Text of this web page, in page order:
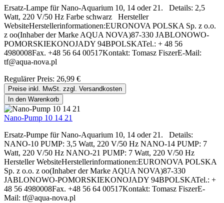
Ersatz-Lampe für Nano-Aquarium 10, 14 oder 21. Details: 2,5
Watt, 220 V/50 Hz Farbe schwarz Hersteller
WebsiteHerstellerinformationen:EURONOVA POLSKA Sp. z o.o.
z oo(Inhaber der Marke AQUA NOVA)87-330 JABLONOWO-
POMORSKIEKONOJADY 94BPOLSKATel.: + 48 56
4980008Fax. +48 56 64 00517Kontakt: Tomasz FiszerE-Mail:
tf@aqua-nova.pl
Regulärer Preis: 26,99 €
Preise inkl. MwSt. zzgl. Versandkosten
In den Warenkorb
Nano-Pump 10 14 21
Ersatz-Pumpe für Nano-Aquarium 10, 14 oder 21. Details:
NANO-10 PUMP: 3,5 Watt, 220 V/50 Hz NANO-14 PUMP: 7
Watt, 220 V/50 Hz NANO-21 PUMP: 7 Watt, 220 V/50 Hz
Hersteller WebsiteHerstellerinformationen:EURONOVA POLSKA
Sp. z o.o. z oo(Inhaber der Marke AQUA NOVA)87-330
JABLONOWO-POMORSKIEKONOJADY 94BPOLSKATel.: +
48 56 4980008Fax. +48 56 64 00517Kontakt: Tomasz FiszerE-
Mail: tf@aqua-nova.pl